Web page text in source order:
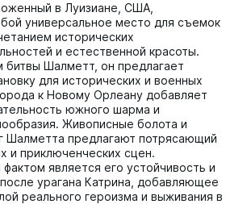
в Луизиане, США,
универсальное место для съемок
исторических
и естественной красоты.
битвы Шалметт, он предлагает
для исторических и военных
к Новому Орлеану добавляет
южного шарма и
Живописные болота и
Шалметта предлагают потрясающий
и приключенческих сцен.
является его устойчивость и
урагана Катрина, добавляющее
реального героизма и выживания в